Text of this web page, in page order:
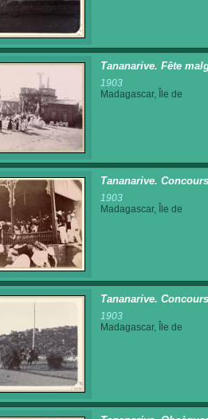
Tananarive. Fête
1903
Madagascar, Île de
Tananarive.
1903
Madagascar, Île de
Tananarive.
1903
Madagascar, Île de